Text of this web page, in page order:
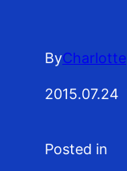
ByCharlotte
2015.07.24
Posted in